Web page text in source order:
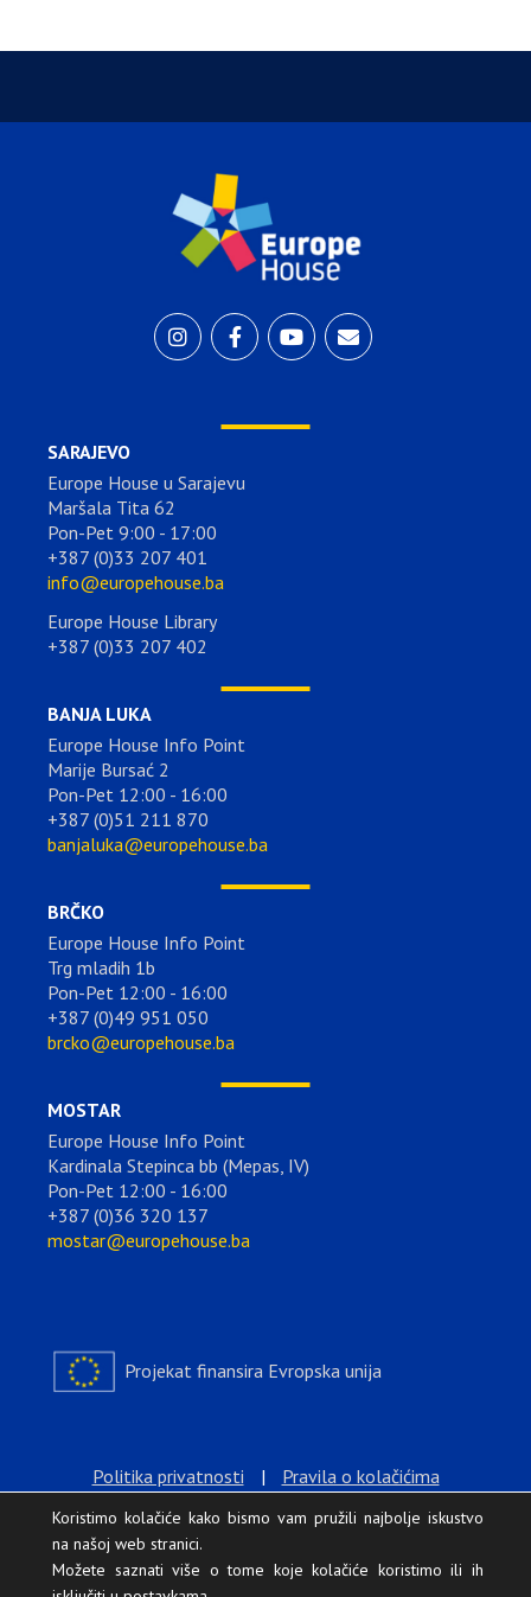
SARAJEVO
Europe House u Sarajevu
Maršala Tita 62
Pon-Pet 9:00 - 17:00
+387 (0)33 207 401
info@europehouse.ba
Europe House Library
+387 (0)33 207 402
BANJA LUKA
Europe House Info Point
Marije Bursać 2
Pon-Pet 12:00 - 16:00
+387 (0)51 211 870
banjaluka@europehouse.ba
BRČKO
Europe House Info Point
Trg mladih 1b
Pon-Pet 12:00 - 16:00
+387 (0)49 951 050
brcko@europehouse.ba
MOSTAR
Europe House Info Point
Kardinala Stepinca bb (Mepas, IV)
Pon-Pet 12:00 - 16:00
+387 (0)36 320 137
mostar@europehouse.ba
Projekat finansira Evropska unija
Politika privatnosti | Pravila o kolačićima
Koristimo kolačiće kako bismo vam pružili najbolje iskustvo
na našoj web stranici.
Možete saznati više o tome koje kolačiće koristimo ili ih